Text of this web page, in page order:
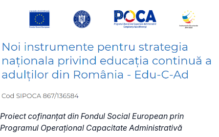
Proiect cofinanțat din Fondul Social European prin
Programul Operațional Capacitate Administrativă